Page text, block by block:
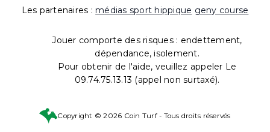
Les partenaires : médias sport hippique geny course
Jouer comporte des risques : endettement,
dépendance, isolement.
Pour obtenir de l'aide, veuillez appeler Le
09.74.75.13.13 (appel non surtaxé).
Copyright © 2026 Coin Turf - Tous droits réservés